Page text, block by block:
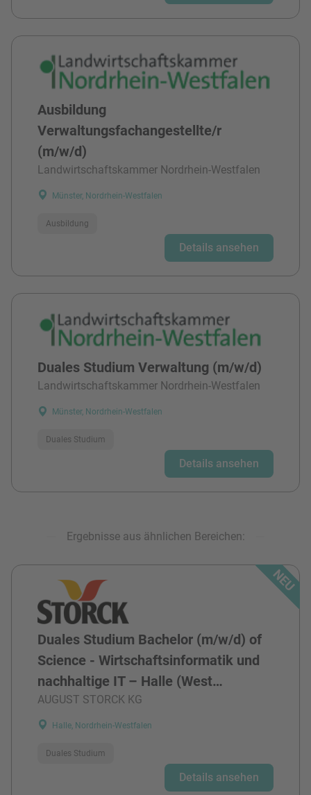
Ausbildung
Verwaltungsfachangestellte/r
(m/w/d)
Landwirtschaftskammer Nordrhein-Westfalen
Münster, Nordrhein-Westfalen
Ausbildung
Details ansehen
Duales Studium Verwaltung (m/w/d)
Landwirtschaftskammer Nordrhein-Westfalen
Münster, Nordrhein-Westfalen
Duales Studium
Details ansehen
Ergebnisse aus ähnlichen Bereichen:
Duales Studium Bachelor (m/w/d) of
Science - Wirtschaftsinformatik und
nachhaltige IT – Halle (West…
AUGUST STORCK KG
Halle, Nordrhein-Westfalen
Duales Studium
Details ansehen